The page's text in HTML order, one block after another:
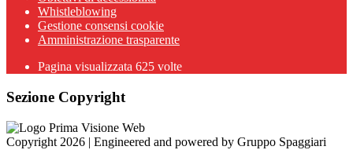
Whistleblowing
Gestione consensi cookie
Amministrazione trasparente
Pagina visualizzata 625 volte
Sezione Copyright
Copyright 2026 | Engineered and powered by Gruppo Spaggiari